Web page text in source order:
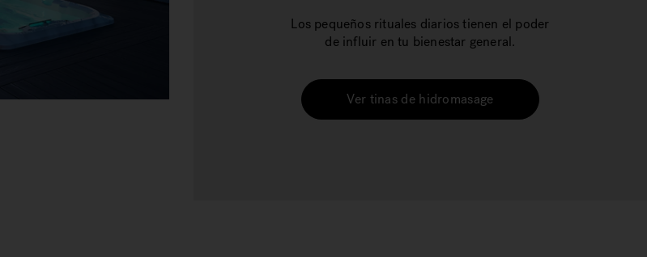
Los pequeños rituales diarios tienen el poder
de influir en tu bienestar general.
Ver tinas de hidromasage